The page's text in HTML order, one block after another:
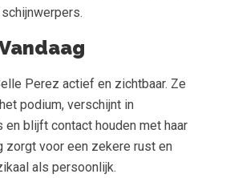
Perez actief en zichtbaar. Ze
podium, verschijnt in
en blijft contact houden met haar
zorgt voor een zekere rust en
als persoonlijk.